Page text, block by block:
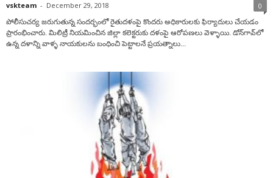
vskteam - December 29, 2018 0
పోలీసుచర్య జరుగుతున్న సందర్భంలో రైతుదళంపై కొందరు అధికారులకు ఫిర్యాదులు చేయడం
ప్రారంభించారు. మిలిట్రీ నియమించిన జిల్లా కలెక్టరుకు దళంపై ఆరోపణలు వెళ్ళాయి. డోన్‌గావ్‌లో
ఉన్న దళాన్ని వాళ్ళ నాయకులను బంధించి పెట్టాలనే ప్రయత్నాలు...